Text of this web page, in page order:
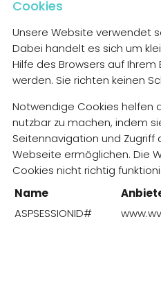
Cookies
Unsere Website verwendet
Dabei handelt es sich um
Hilfe des Browsers auf
werden. Sie richten keinen
Notwendige Cookies helfen
nutzbar zu machen, indem
Seitennavigation und Zugriff
Webseite ermöglichen. Die
Cookies nicht richtig
Name
ASPSESSIONID#